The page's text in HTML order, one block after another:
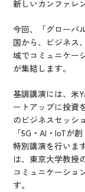
新しいカンファレ
今回、「グローバ
国から、ビジネス
域でコミュニケー
が集結します。
基調講演には、米
ートアップに投資
のビジネスセッシ
「5G・AI・IoTが
特別講演を行いま
は、東京大学教授
コミュニケーショ
す。